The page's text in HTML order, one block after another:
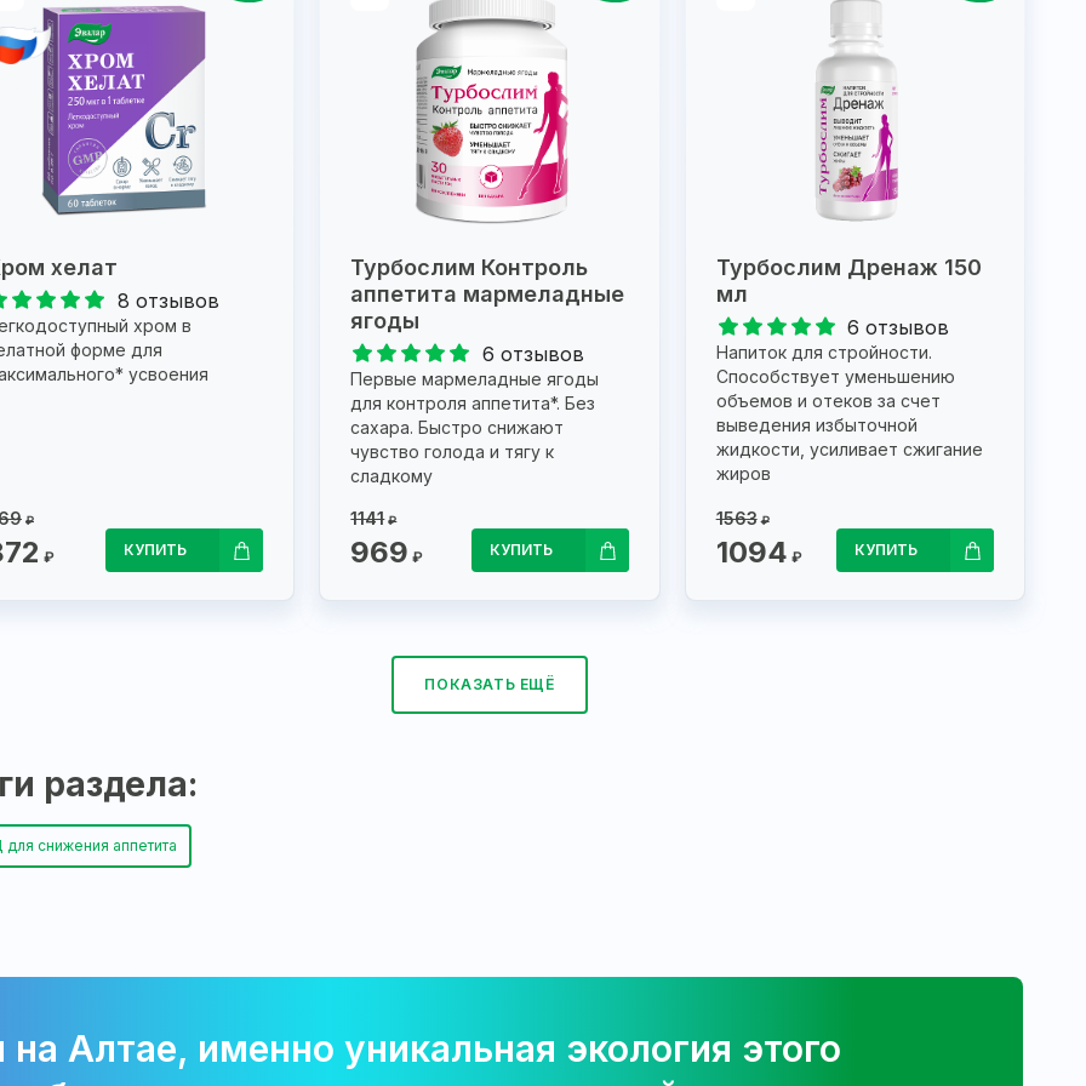
хелат
8 отзывов
хром в
форме для
усвоения
₽
₽ КУПИТЬ
Турбослим Контроль
аппетита мармеладные
ягоды
6 отзывов
Первые мармеладные ягоды
для контроля аппетита*. Без
сахара. Быстро снижают
чувство голода и тягу к
сладкому
1141 ₽
969 ₽ КУПИТЬ
Турбослим Дренаж 150
мл
6 отзывов
Напиток для стройности.
Способствует уменьшению
объемов и отеков за счет
выведения избыточной
жидкости, усиливает сжигание
жиров
1563 ₽
1094 ₽ КУПИТЬ
ПОКАЗАТЬ ЕЩЁ
раздела:
снижения аппетита
Алтае, именно уникальная экология этого